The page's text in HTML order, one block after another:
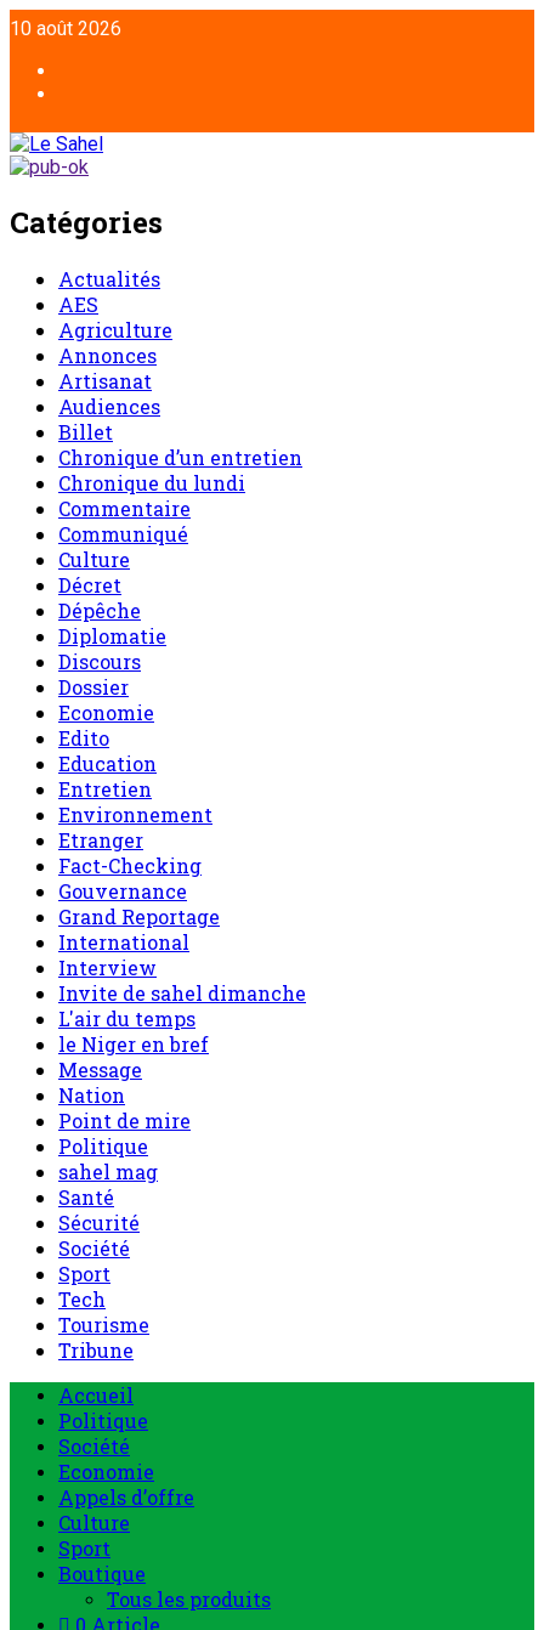
10 août 2026
Catégories
Actualités
AES
Agriculture
Annonces
Artisanat
Audiences
Billet
Chronique d’un entretien
Chronique du lundi
Commentaire
Communiqué
Culture
Décret
Dépêche
Diplomatie
Discours
Dossier
Economie
Edito
Education
Entretien
Environnement
Etranger
Fact-Checking
Gouvernance
Grand Reportage
International
Interview
Invite de sahel dimanche
L'air du temps
le Niger en bref
Message
Nation
Point de mire
Politique
sahel mag
Santé
Sécurité
Société
Sport
Tech
Tourisme
Tribune
Accueil
Politique
Société
Economie
Appels d’offre
Culture
Sport
Boutique
Tous les produits
0 Article